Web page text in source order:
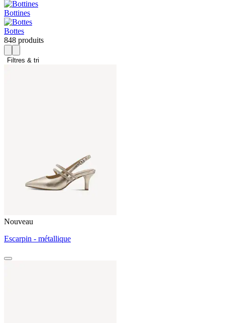
Bottines
Bottes
848 produits
Nouveau
Escarpin - métallique